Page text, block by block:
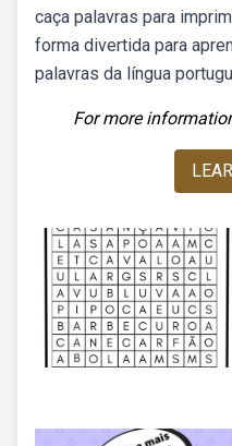
caça palavras para
forma divertida para
palavras da língua
For more